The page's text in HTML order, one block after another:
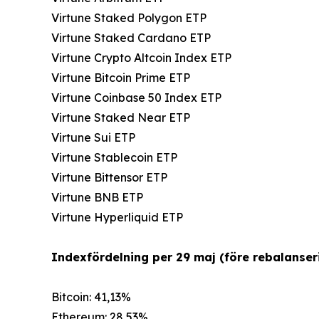
Virtune Staked Polygon ETP
Virtune Staked Cardano ETP
Virtune Crypto Altcoin Index ETP
Virtune Bitcoin Prime ETP
Virtune Coinbase 50 Index ETP
Virtune Staked Near ETP
Virtune Sui ETP
Virtune Stablecoin ETP
Virtune Bittensor ETP
Virtune BNB ETP
Virtune Hyperliquid ETP
Indexfördelning per 29 maj (före
Bitcoin: 41,13%